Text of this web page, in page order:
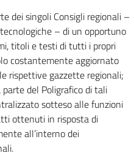
dei singoli Consigli regionali –
– di un opportuno
titoli e testi di tutti i propri
costantemente aggiornato
rispettive gazzette regionali;
del Poligrafico di tali
sotteso alle funzioni
ottenuti in risposta di
all’interno dei